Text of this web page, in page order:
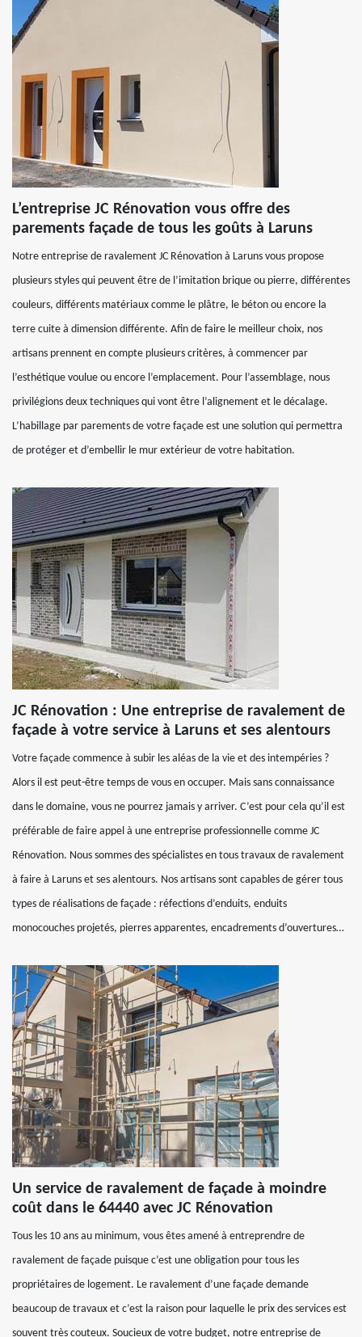
L’entreprise JC Rénovation vous offre des
parements façade de tous les goûts à Laruns
Notre entreprise de ravalement JC Rénovation à Laruns vous propose
plusieurs styles qui peuvent être de l’imitation brique ou pierre, différentes
couleurs, différents matériaux comme le plâtre, le béton ou encore la
terre cuite à dimension différente. Afin de faire le meilleur choix, nos
artisans prennent en compte plusieurs critères, à commencer par
l’esthétique voulue ou encore l’emplacement. Pour l’assemblage, nous
privilégions deux techniques qui vont être l’alignement et le décalage.
L’habillage par parements de votre façade est une solution qui permettra
de protéger et d’embellir le mur extérieur de votre habitation.
JC Rénovation : Une entreprise de ravalement de
façade à votre service à Laruns et ses alentours
Votre façade commence à subir les aléas de la vie et des intempéries ?
Alors il est peut-être temps de vous en occuper. Mais sans connaissance
dans le domaine, vous ne pourrez jamais y arriver. C’est pour cela qu’il est
préférable de faire appel à une entreprise professionnelle comme JC
Rénovation. Nous sommes des spécialistes en tous travaux de ravalement
à faire à Laruns et ses alentours. Nos artisans sont capables de gérer tous
types de réalisations de façade : réfections d’enduits, enduits
monocouches projetés, pierres apparentes, encadrements d’ouvertures…
Un service de ravalement de façade à moindre
coût dans le 64440 avec JC Rénovation
Tous les 10 ans au minimum, vous êtes amené à entreprendre de
ravalement de façade puisque c’est une obligation pour tous les
propriétaires de logement. Le ravalement d’une façade demande
beaucoup de travaux et c’est la raison pour laquelle le prix des services est
souvent très couteux. Soucieux de votre budget, notre entreprise de